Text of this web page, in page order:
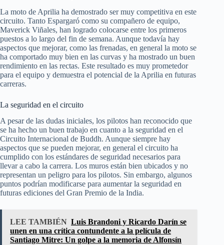
La moto de Aprilia ha demostrado ser muy competitiva en este
circuito. Tanto Espargaró como su compañero de equipo,
Maverick Viñales, han logrado colocarse entre los primeros
puestos a lo largo del fin de semana. Aunque todavía hay
aspectos que mejorar, como las frenadas, en general la moto se
ha comportado muy bien en las curvas y ha mostrado un buen
rendimiento en las rectas. Este resultado es muy prometedor
para el equipo y demuestra el potencial de la Aprilia en futuras
carreras.
La seguridad en el circuito
A pesar de las dudas iniciales, los pilotos han reconocido que
se ha hecho un buen trabajo en cuanto a la seguridad en el
Circuito Internacional de Buddh. Aunque siempre hay
aspectos que se pueden mejorar, en general el circuito ha
cumplido con los estándares de seguridad necesarios para
llevar a cabo la carrera. Los muros están bien ubicados y no
representan un peligro para los pilotos. Sin embargo, algunos
puntos podrían modificarse para aumentar la seguridad en
futuras ediciones del Gran Premio de la India.
LEE TAMBIÉN Luis Brandoni y Ricardo Darín se
unen en una crítica contundente a la película de
Santiago Mitre: Un golpe a la memoria de Alfonsín